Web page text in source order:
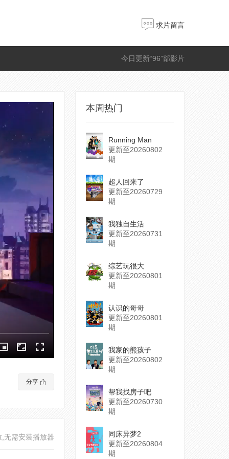
求片留言
今日更新“96”部影片
分享
,无需安装播放器
本周热门
Running Man
更新至20260802
期
超人回来了
更新至20260729
期
我独自生活
更新至20260731
期
综艺玩很大
更新至20260801
期
认识的哥哥
更新至20260801
期
我家的熊孩子
更新至20260802
期
帮我找房子吧
更新至20260730
期
同床异梦2
更新至20260804
期